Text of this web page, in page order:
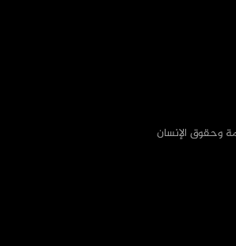
وحقوق الإنسان